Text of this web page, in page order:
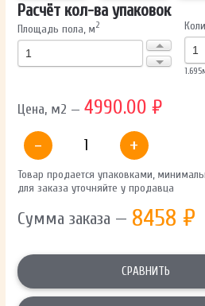
Расчёт кол-ва упаковок
Площадь пола, м2
1.695
Цена, м2 — 4990.00 ₽
-
+
Товар продается упаковками,
для заказа уточняйте у продавца
Сумма заказа — 8458 ₽
СРАВНИТЬ